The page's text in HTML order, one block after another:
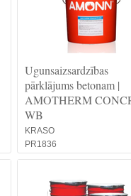
Ugunsaizsardzības
pārklājums betonam |
AMOTHERM
WB
KRASO
PR1836